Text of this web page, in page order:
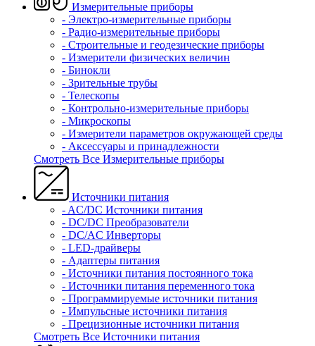
Измерительные приборы
- Электро-измерительные приборы
- Радио-измерительные приборы
- Строительные и геодезические приборы
- Измерители физических величин
- Бинокли
- Зрительные трубы
- Телескопы
- Контрольно-измерительные приборы
- Микроскопы
- Измерители параметров окружающей среды
- Аксессуары и принадлежности
Смотреть Все Измерительные приборы
Источники питания
- AC/DC Источники питания
- DC/DC Преобразователи
- DC/AC Инверторы
- LED-драйверы
- Адаптеры питания
- Источники питания постоянного тока
- Источники питания переменного тока
- Программируемые источники питания
- Импульсные источники питания
- Прецизионные источники питания
Смотреть Все Источники питания